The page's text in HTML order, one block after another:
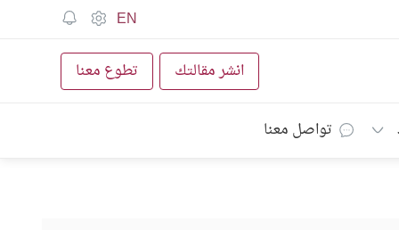
EN
انشر مقالتك تطوع معنا
تواصل معنا